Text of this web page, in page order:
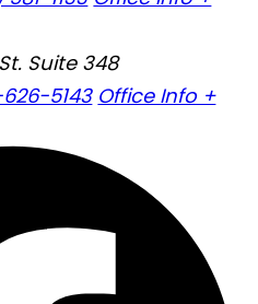
Suite 348
5143 Office Info +